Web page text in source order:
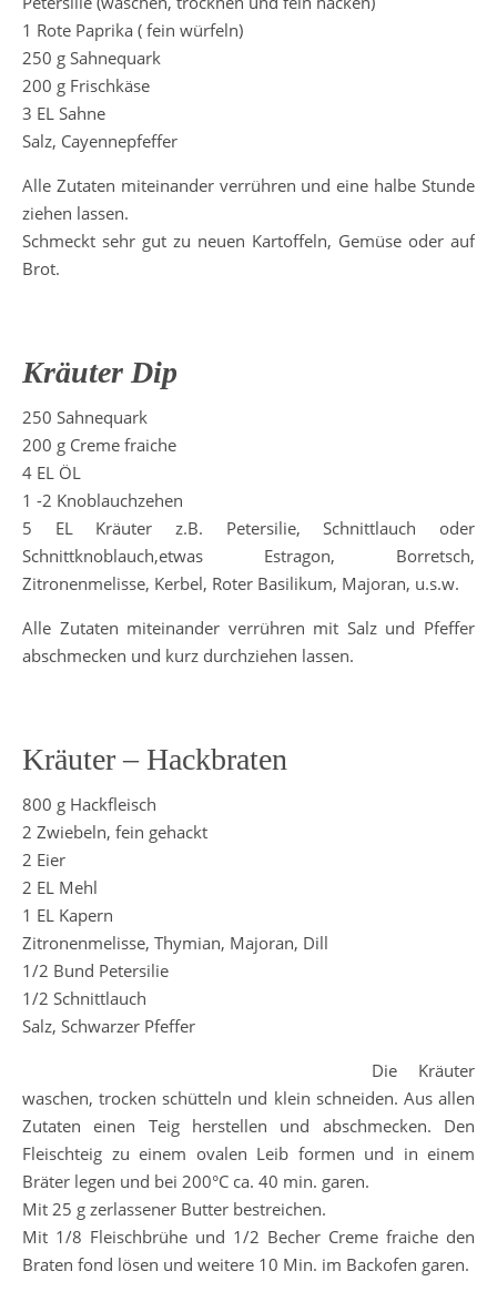
1 Rote Paprika ( fein würfeln)
250 g Sahnequark
200 g Frischkäse
3 EL Sahne
Salz, Cayennepfeffer
Alle Zutaten miteinander verrühren und eine halbe Stunde
ziehen lassen.
Schmeckt sehr gut zu neuen Kartoffeln, Gemüse oder auf
Brot.
Kräuter Dip
250 Sahnequark
200 g Creme fraiche
4 EL ÖL
1 -2 Knoblauchzehen
5 EL Kräuter z.B. Petersilie, Schnittlauch oder
Schnittknoblauch,etwas Estragon, Borretsch,
Zitronenmelisse, Kerbel, Roter Basilikum, Majoran, u.s.w.
Alle Zutaten miteinander verrühren mit Salz und Pfeffer
abschmecken und kurz durchziehen lassen.
Kräuter – Hackbraten
800 g Hackfleisch
2 Zwiebeln, fein gehackt
2 Eier
2 EL Mehl
1 EL Kapern
Zitronenmelisse, Thymian, Majoran, Dill
1/2 Bund Petersilie
1/2 Schnittlauch
Salz, Schwarzer Pfeffer
Die Kräuter
waschen, trocken schütteln und klein schneiden. Aus allen
Zutaten einen Teig herstellen und abschmecken. Den
Fleischteig zu einem ovalen Leib formen und in einem
Bräter legen und bei 200°C ca. 40 min. garen.
Mit 25 g zerlassener Butter bestreichen.
Mit 1/8 Fleischbrühe und 1/2 Becher Creme fraiche den
Braten fond lösen und weitere 10 Min. im Backofen garen.